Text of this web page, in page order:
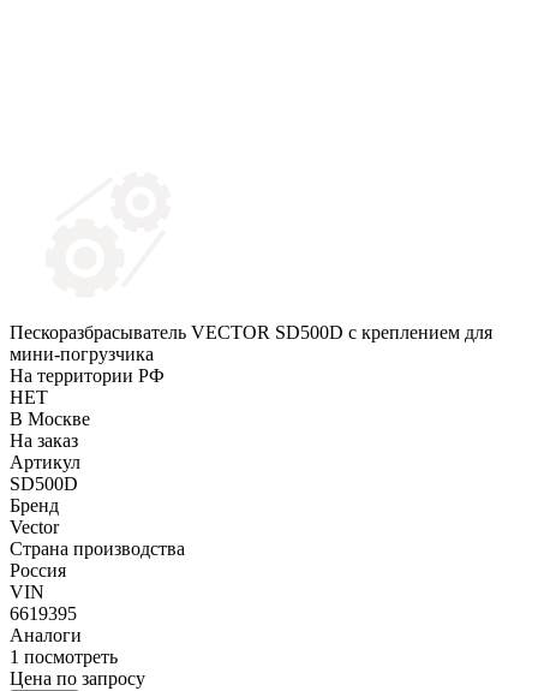
Пескоразбрасыватель VECTOR SD500D с креплением для
мини-погрузчика
На территории РФ
НЕТ
В Москве
На заказ
Артикул
SD500D
Бренд
Vector
Страна производства
Россия
VIN
6619395
Аналоги
1 посмотреть
Цена по запросу